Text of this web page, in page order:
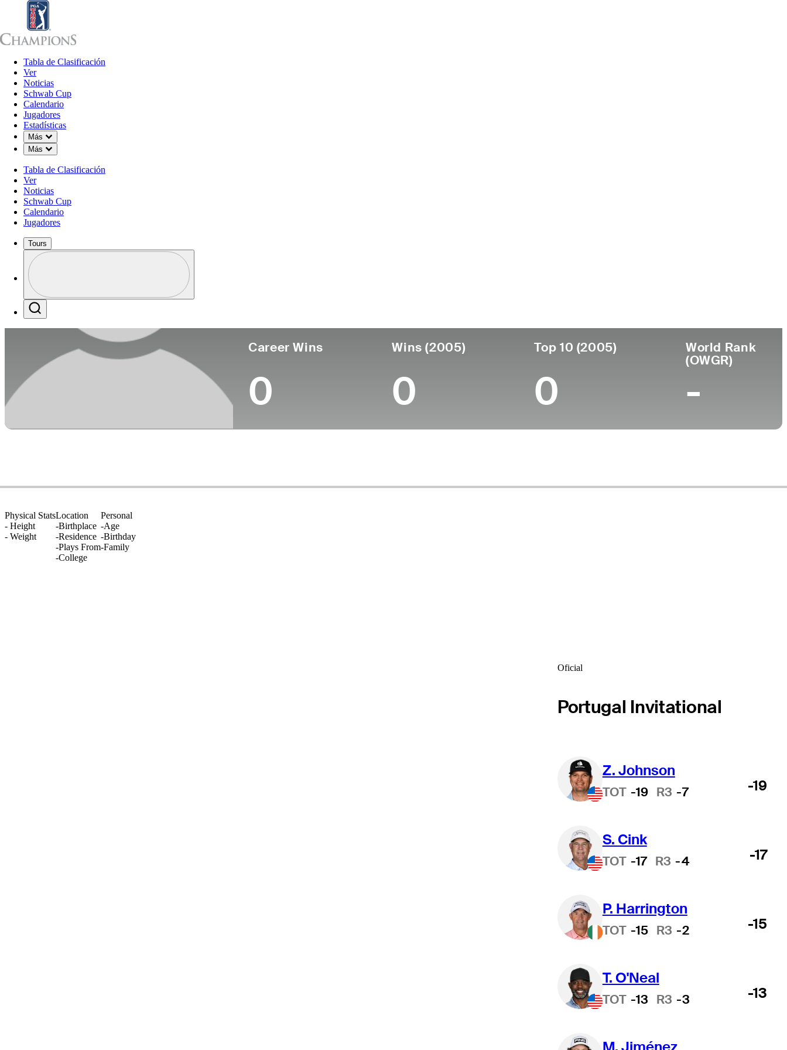
Tabla de Clasificación
Ver
Noticias
Schwab Cup
Calendario
Jugadores
Estadísticas
Más
Down Chevron
Más
Down Chevron
Tabla de Clasificación
Ver
Noticias
Schwab Cup
Calendario
Jugadores
Tours
Profile / PGA Tour Pass Logo
Career Wins
0
Wins (2005)
0
Top 10 (2005)
0
World Rank
(OWGR)
-
Physical Stats
- Height
- Weight
Location
-Birthplace
-Residence
-Plays From
-College
Personal
-Age
-Birthday
-Family
Oficial
Portugal Invitational
Z. Johnson
TOT -19 R3 -7 -19
S. Cink
TOT -17 R3 -4 -17
P. Harrington
TOT -15 R3 -2 -15
T. O'Neal
TOT -13 R3 -3 -13